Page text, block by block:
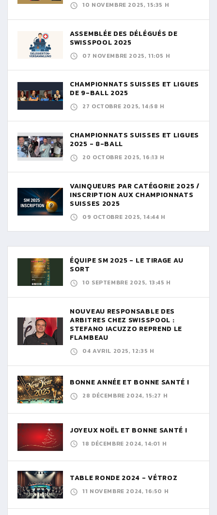
10 NOVEMBRE 2025, 15:35 H
ASSEMBLÉE DES DÉLÉGUÉS DE
SWISSPOOL 2025
07 NOVEMBRE 2025, 11:05 H
CHAMPIONNATS SUISSES ET LIGUES
DE 9-BALL 2025
27 OCTOBRE 2025, 14:58 H
CHAMPIONNATS SUISSES ET LIGUES
2025 - 8-BALL
20 OCTOBRE 2025, 16:13 H
VAINQUEURS PAR CATÉGORIE 2025 /
INSCRIPTION AUX CHAMPIONNATS
SUISSES 2025
09 OCTOBRE 2025, 14:44 H
ÉQUIPE SM 2025 - LE TIRAGE AU
SORT
10 SEPTEMBRE 2025, 13:45 H
NOUVEAU RESPONSABLE DES
ARBITRES CHEZ SWISSPOOL :
STEFANO IACUZZO REPREND LE
FLAMBEAU
04 AVRIL 2025, 12:35 H
BONNE ANNÉE ET BONNE SANTÉ !
28 DÉCEMBRE 2024, 15:27 H
JOYEUX NOËL ET BONNE SANTÉ !
18 DÉCEMBRE 2024, 14:01 H
TABLE RONDE 2024 - VÉTROZ
11 NOVEMBRE 2024, 16:50 H